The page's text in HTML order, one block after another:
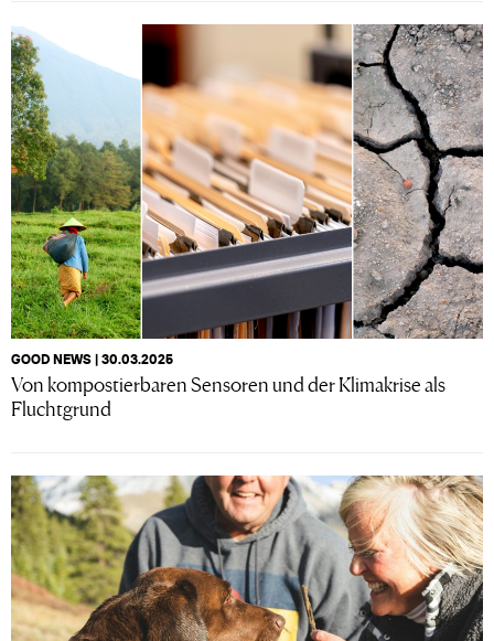
GOOD NEWS | 30.03.2025
Von kompostierbaren Sensoren und der Klimakrise als
Fluchtgrund